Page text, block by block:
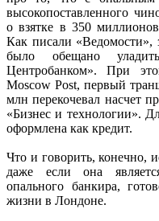
высокопоставленного
о взятке в 350
Как писали «Ведомости»,
было обещано
Центробанком». При
Moscow Post, первый
млн перекочевал насчет
«Бизнес и технологии».
оформлена как кредит.
Что и говорить, конечно,
даже если она
опального банкира,
жизни в Лондоне.